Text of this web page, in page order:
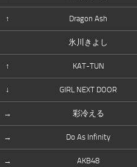
↑ Dragon Ash
氷川きよし
↑ KAT-TUN
↓ GIRL NEXT DOOR
→ 彩冷える
→ Do As Infinity
→ AKB48